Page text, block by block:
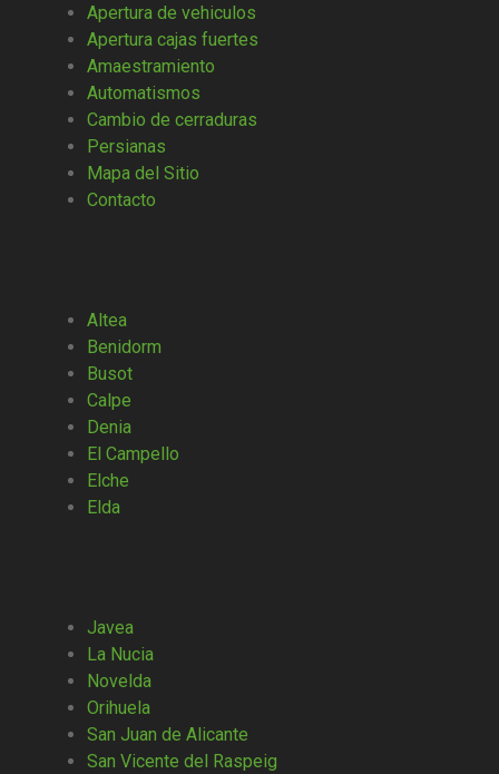
Apertura de vehiculos
Apertura cajas fuertes
Amaestramiento
Automatismos
Cambio de cerraduras
Persianas
Mapa del Sitio
Contacto
Altea
Benidorm
Busot
Calpe
Denia
El Campello
Elche
Elda
Javea
La Nucia
Novelda
Orihuela
San Juan de Alicante
San Vicente del Raspeig